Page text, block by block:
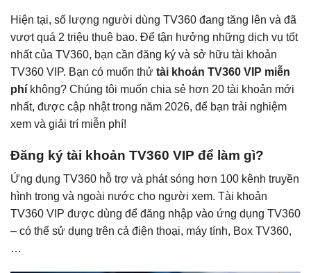
Hiện tại, số lượng người dùng TV360 đang tăng lên và đã
vượt quá 2 triệu thuê bao. Để tận hưởng những dịch vụ tốt
nhất của TV360, bạn cần đăng ký và sở hữu tài khoản
TV360 VIP. Bạn có muốn thử tài khoản TV360 VIP miễn
phí không? Chúng tôi muốn chia sẻ hơn 20 tài khoản mới
nhất, được cập nhật trong năm 2026, để bạn trải nghiệm
xem và giải trí miễn phí!
Đăng ký tài khoản TV360 VIP để làm gì?
Ứng dụng TV360 hỗ trợ và phát sóng hơn 100 kênh truyền
hình trong và ngoài nước cho người xem. Tài khoản
TV360 VIP được dùng để đăng nhập vào ứng dụng TV360
– có thể sử dụng trên cả điện thoại, máy tính, Box TV360,
…